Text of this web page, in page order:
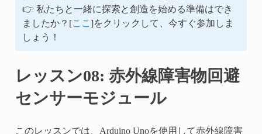
👉 私たちと一緒に探索と創造を始める準備はでき
ましたか？[ここ ]をクリックして、今すぐ参加しま
しょう！
レッスン08: 赤外線障害物回避
センサーモジュール
このレッスンでは、Arduino Unoを使用して赤外線障害